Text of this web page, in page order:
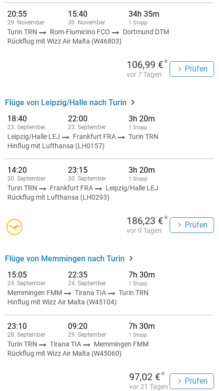
20:55
29. November
15:40
30. November
34h 35m
1 Stopp
Turin TRN Rom-Fiumicino FCO
Dortmund DTM
Rückflug mit Wizz Air Malta (W46803)
106,99 €*
vor 7 Tagen
Prüfen
Flüge von Leipzig/Halle nach Turin
18:40
23. September
22:00
23. September
3h 20m
1 Stopp
Leipzig/Halle LEJ Frankfurt FRA
Turin TRN
Hinflug mit Lufthansa (LH0157)
14:20
30. September
23:15
30. September
3h 20m
1 Stopp
Turin TRN Frankfurt FRA
Leipzig/Halle LEJ
Rückflug mit Lufthansa (LH0293)
186,23 €*
vor 9 Tagen
Prüfen
Flüge von Memmingen nach Turin
15:05
24. September
22:35
24. September
7h 30m
1 Stopp
Memmingen FMM Tirana TIA
Turin TRN
Hinflug mit Wizz Air Malta (W45104)
23:10
28. September
09:20
29. September
7h 30m
1 Stopp
Turin TRN Tirana TIA
Memmingen FMM
Rückflug mit Wizz Air Malta (W45060)
97,02 €*
vor 21 Tagen
Prüfen